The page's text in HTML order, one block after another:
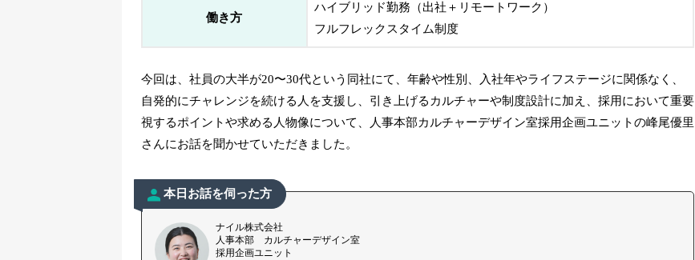
働き方
ハイブリッド勤務（出社＋リモートワーク）
フルフレックスタイム制度
今回は、社員の大半が20〜30代という同社にて、年齢や性別、入社年やライフステージに関係なく、
自発的にチャレンジを続ける人を支援し、引き上げるカルチャーや制度設計に加え、採用において重要
視するポイントや求める人物像について、人事本部カルチャーデザイン室採用企画ユニットの峰尾優里
さんにお話を聞かせていただきました。
本日お話を伺った方
ナイル株式会社
人事本部 カルチャーデザイン室
採用企画ユニット